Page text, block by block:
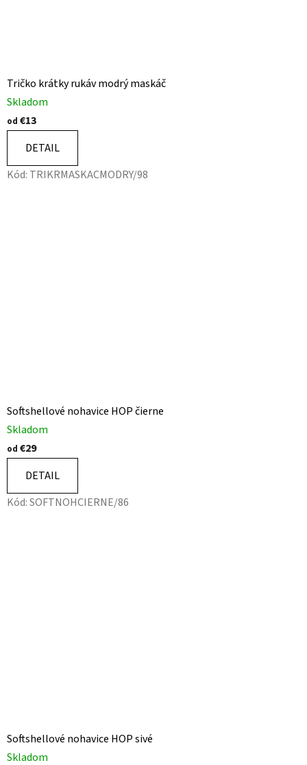
Tričko krátky rukáv modrý maskáč
Skladom
od €13
DETAIL
Kód: TRIKRMASKACMODRY/98
Softshellové nohavice HOP čierne
Skladom
od €29
DETAIL
Kód:SOFTNOHCIERNE/86
Softshellové nohavice HOP sivé
Skladom